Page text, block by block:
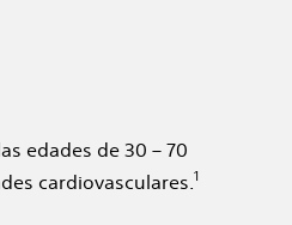
edades de 30 – 70
cardiovasculares.1